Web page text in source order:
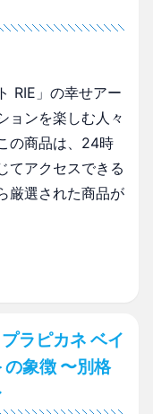
RIE」の幸せアー
ョンを楽しむ人々
の商品は、24時
てアクセスできる
厳選された商品が
ラピカネ ベイ
象徴 〜別格